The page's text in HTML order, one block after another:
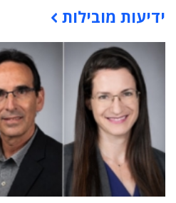
תוכן פרסומי
ידיעות מובילות